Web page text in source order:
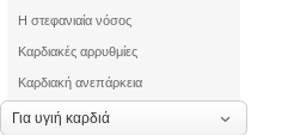
Η στεφανιαία νόσος
Καρδιακές αρρυθμίες
Καρδιακή ανεπάρκεια
Για υγιή καρδιά